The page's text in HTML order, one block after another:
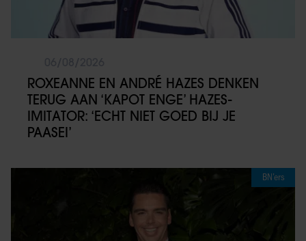
ROXEANNE EN ANDRÉ HAZES DENKEN
TERUG AAN ‘KAPOT ENGE’ HAZES-
IMITATOR: ‘ECHT NIET GOED BIJ JE
PAASEI’
BN’ers